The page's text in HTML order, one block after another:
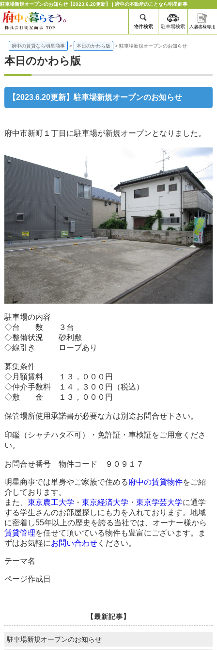
駐車場新規オープンのお知らせ【2023.6.20更新】 | 府中の不動産のことなら明星商事
物件検索 駐車場検索 入居者様専用
府中の賃貸なら明星商事 > 本日のかわら版 > 駐車場新規オープンのお知らせ
本日のかわら版
【2023.6.20更新】駐車場新規オープンのお知らせ
府中市新町１丁目に駐車場が新規オープンとなりました。
駐車場の内容
◇台 数 ３台
◇整備状況 砂利敷
◇線引き ロープあり
募集条件
◇月額賃料 １３，０００円
◇仲介手数料 １４，３００円（税込）
◇敷 金 １３，０００円
保管場所使用承諾書が必要な方は別途お問合せ下さい。
印鑑（シャチハタ不可）・免許証・車検証をご用意くださ
い。
お問合せ番号 物件コード ９０９１７
明星商事では単身やご家族で住める 府中の賃貸物件をご紹
介しております。
また、 東京農工大学 ・ 東京経済大学 ・ 東京学芸大学に通学
する学生さんのお部屋探しにも力を入れております。地域
に密着し55年以上の歴史を誇る当社では、オーナー様から
賃貸管理を任せて頂いている物件も豊富にございます。ま
ずはお気軽にお問い合わせください。
テーマ名
ページ作成日
【最新記事】
駐車場新規オープンのお知らせ